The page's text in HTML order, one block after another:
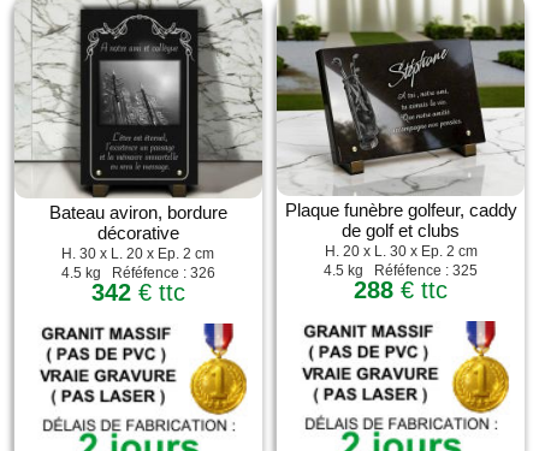
Bateau aviron, bordure
décorative
H. 30 x L. 20 x Ep. 2 cm
4.5 kg Réféfence : 326
342€ ttc
Plaque funèbre golfeur, caddy
de golf et clubs
H. 20 x L. 30 x Ep. 2 cm
4.5 kg Réféfence : 325
288 € ttc